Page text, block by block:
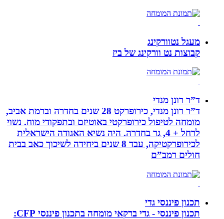
מעגל נטוורקינג
קבוצות נט וורקינג של ביז
ד”ר רונן מנדי
ד”ר רונן מנדי, כירופרקט 28 שנים בחדרה וברמת אביב,
מומחה לטיפול כירופרקטי באוטיזם ובתפקודי מוח. נשוי
לרחל + 4, גר בחדרה. היה נשיא האגודה הישראלית
לכירופרקטיקה, עבד 8 שנים ביחידה לשיכוך כאב בבית
חולים רמב”ם
תכנון פיננסי גדי
תכנון פיננסי - גדי ברקאי מומחה בתכנון פיננסי CFP: